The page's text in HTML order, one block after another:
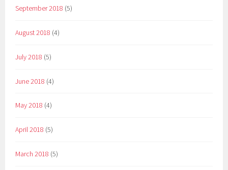
September 2018 (5)
August 2018 (4)
July 2018 (5)
June 2018 (4)
May 2018 (4)
April 2018 (5)
March 2018 (5)